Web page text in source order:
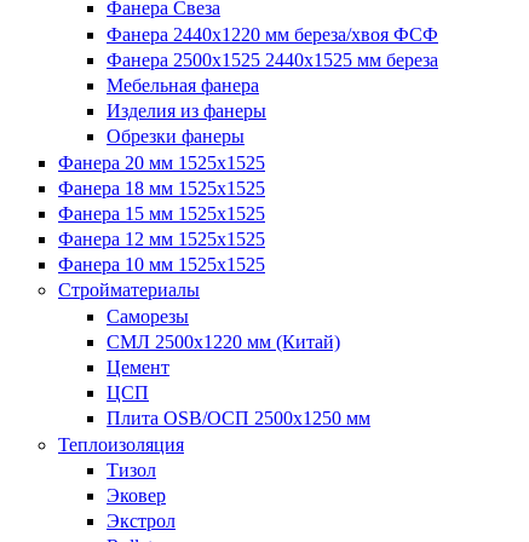
Фанера Свеза
Фанера 2440x1220 мм береза/хвоя ФСФ
Фанера 2500x1525 2440x1525 мм береза
Мебельная фанера
Изделия из фанеры
Обрезки фанеры
Фанера 20 мм 1525х1525
Фанера 18 мм 1525х1525
Фанера 15 мм 1525х1525
Фанера 12 мм 1525х1525
Фанера 10 мм 1525х1525
Стройматериалы
Саморезы
СМЛ 2500х1220 мм (Китай)
Цемент
ЦСП
Плита OSB/ОСП 2500х1250 мм
Теплоизоляция
Тизол
Эковер
Экстрол